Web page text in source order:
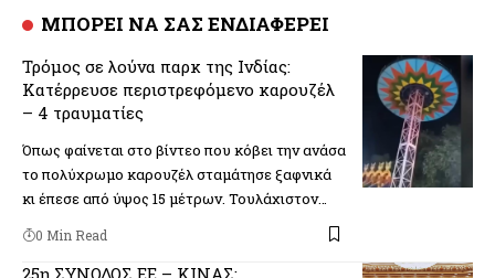
ΜΠΟΡΕΙ ΝΑ ΣΑΣ ΕΝΔΙΑΦΕΡΕΙ
Τρόμος σε λούνα παρκ της Ινδίας:
Κατέρρευσε περιστρεφόμενο καρουζέλ
– 4 τραυματίες
Όπως φαίνεται στο βίντεο που κόβει την ανάσα
το πολύχρωμο καρουζέλ σταμάτησε ξαφνικά
κι έπεσε από ύψος 15 μέτρων. Τουλάχιστον…
0 Min Read
25η ΣΥΝΟΔΟΣ ΕΕ – ΚΙΝΑΣ: